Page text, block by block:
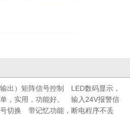
出）矩阵信号控制 LED数码显示，
，实用，功能好。 输入24V报警信
切换 带记忆功能，断电程序不丢